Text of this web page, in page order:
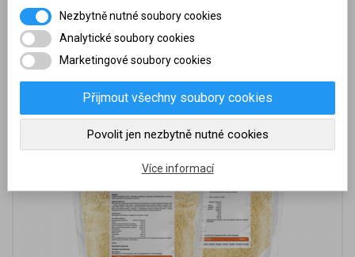
dosaženého obratu za
sledované období, byl váš
účet přeřazen do jiné
skupiny:
Nezbytně nutné soubory cookies
Analytické soubory cookies
Marketingové soubory cookies
Přijmout všechny soubory cookies
Povolit jen nezbytně nutné cookies
Více informací